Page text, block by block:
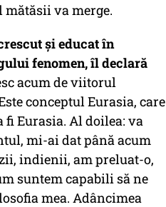
va merge.
și educat în
fenomen, îl declară
acum de viitorul
conceptul Eurasia, care
fi Eurasia. Al doilea: va
mi-ai dat până acum
indienii, am preluat-o,
suntem capabili să ne
mea. Adâncimea